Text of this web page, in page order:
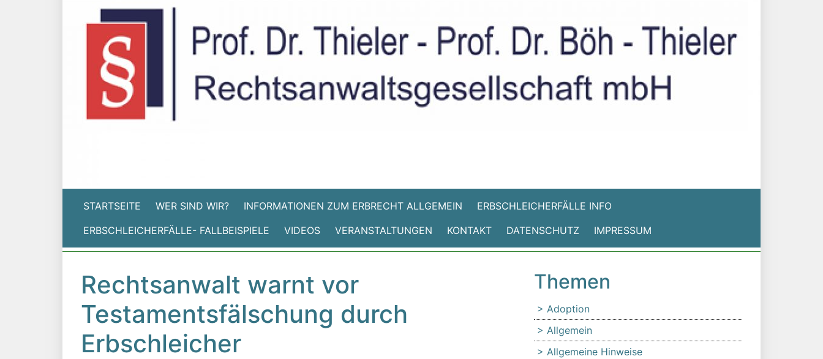
STARTSEITE WER SIND WIR? INFORMATIONEN ZUM ERBRECHT ALLGEMEIN
ERBSCHLEICHERFÄLLE INFO
ERBSCHLEICHERFÄLLE- FALLBEISPIELE
VIDEOS VERANSTALTUNGEN KONTAKT DATENSCHUTZ IMPRESSUM
Rechtsanwalt warnt vor
Testamentsfälschung durch
Erbschleicher
Themen
Adoption
Allgemein
Allgemeine Hinweise